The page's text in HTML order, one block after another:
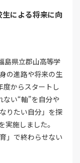
による将来に向
島県立郡山高等学
の進路や将来の生
度からスタートし
い“軸”を自分や
りたい自分」を探
実施しました。
」で終わらせない